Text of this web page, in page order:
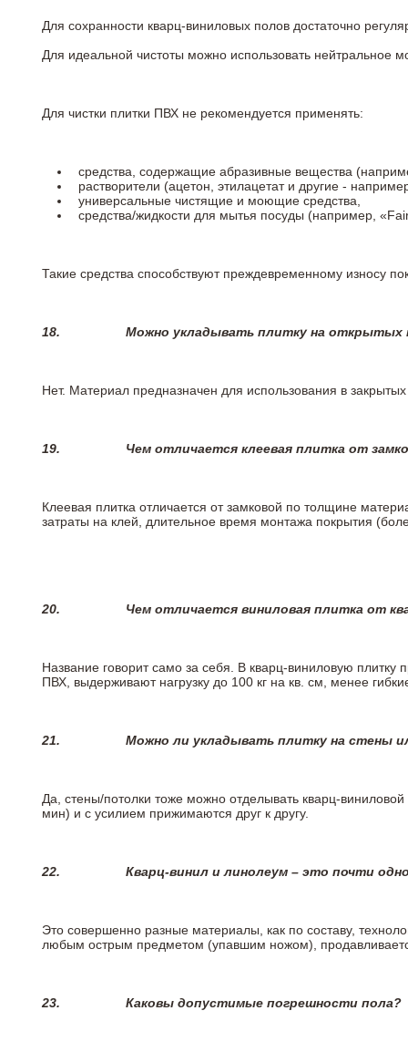
Для сохранности кварц-виниловых полов достаточно
Для идеальной чистоты можно использовать
Для чистки плитки ПВХ не рекомендуется применять:
средства, содержащие абразивные вещества
растворители (ацетон, этилацетат и другие -
универсальные чистящие и моющие средства,
средства/жидкости для мытья посуды (например,
Такие средства способствуют преждевременному износу
18. Можно укладывать плитку на открытых
Нет. Материал предназначен для использования в
19. Чем отличается клеевая плитка от
Клеевая плитка отличается от замковой по толщине
затраты на клей, длительное время монтажа покрытия
20. Чем отличается виниловая плитка от
Название говорит само за себя. В кварц-виниловую
ПВХ, выдерживают нагрузку до 100 кг на кв. см, менее
21. Можно ли укладывать плитку на стены
Да, стены/потолки тоже можно отделывать кварц-
мин) и с усилием прижимаются друг к другу.
22. Кварц-винил и линолеум – это почти
Это совершенно разные материалы, как по составу,
любым острым предметом (упавшим ножом),
23. Каковы допустимые погрешности пола?